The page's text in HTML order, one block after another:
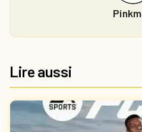
Lire aussi